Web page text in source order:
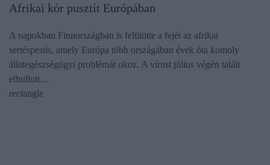
Afrikai kór pusztít Európában
A napokban Finnországban is felütötte a fejét az afrikai
sertéspestis, amely Európa több országában évek óta komoly
állategészségügyi problémát okoz. A vírust július végén talált
elhullott…
rectangle